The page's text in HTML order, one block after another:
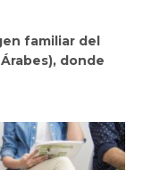
familiar del
donde